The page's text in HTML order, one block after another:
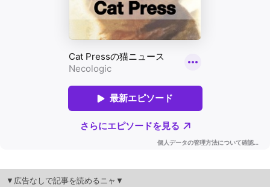
▼広告なしで記事を読めるニャ▼